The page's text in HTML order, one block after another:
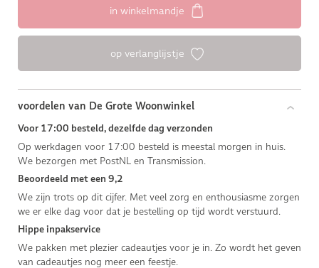
in winkelmandje
op verlanglijstje
voordelen van De Grote Woonwinkel
Voor 17:00 besteld, dezelfde dag verzonden
Op werkdagen voor 17:00 besteld is meestal morgen in huis.
We bezorgen met PostNL en Transmission.
Beoordeeld met een 9,2
We zijn trots op dit cijfer. Met veel zorg en enthousiasme zorgen
we er elke dag voor dat je bestelling op tijd wordt verstuurd.
Hippe inpakservice
We pakken met plezier cadeautjes voor je in. Zo wordt het geven
van cadeautjes nog meer een feestje.